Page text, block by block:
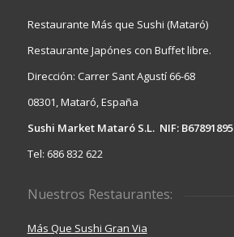
Restaurante Más que Sushi (Mataró)
Restaurante Japónes con Buffet libre.
Dirección: Carrer Sant Agustí 66-68
08301, Mataró, España
Sushi Market Mataró S.L. NIF: B67891895
Tel: 686 832 622
Nuestros Restaurantes:
Más Que Sushi Gran Via